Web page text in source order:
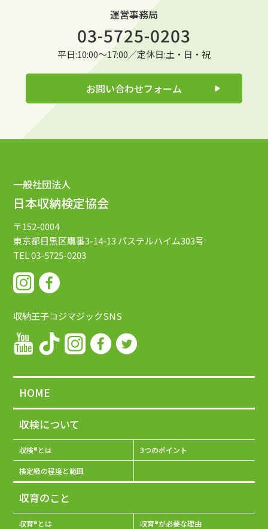
運営事務局
03-5725-0203
平日:10:00～17:00／定休日:土・日・祝
お問い合わせフォーム
一般社団法人
日本収納検定協会
〒152-0004
東京都目黒区鷹番3-14-13 パステルハイム303号
TEL 03-5725-0203
収納王子コジマジックSNS
HOME
収検について
収検®とは 3つのポイント
検定級の程度と範囲
収育のこと
収育®とは 収育®が必要な理由